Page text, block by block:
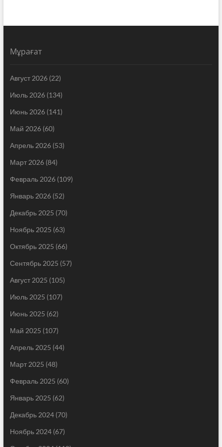
Мұрағат
Август 2026(22)
Июль 2026(134)
Июнь 2026(141)
Май 2026(60)
Апрель 2026(53)
Март 2026(84)
Февраль 2026(109)
Январь 2026(52)
Декабрь 2025 (70)
Ноябрь 2025 (63)
Октябрь 2025 (66)
Сентябрь 2025 (57)
Август 2025 (105)
Июль 2025 (107)
Июнь 2025 (62)
Май 2025 (107)
Апрель 2025 (44)
Март 2025 (48)
Февраль 2025 (60)
Январь 2025 (62)
Декабрь 2024(70)
Ноябрь 2024(67)